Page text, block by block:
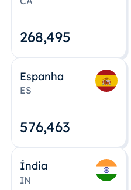
268,495
Espanha
ES
576,463
Índia
IN